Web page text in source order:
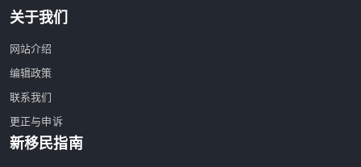
关于我们
网站介绍
编辑政策
联系我们
更正与申诉
新移民指南